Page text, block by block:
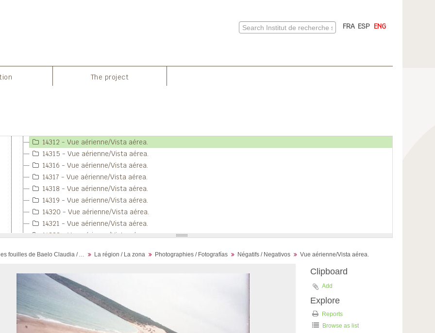
FRA ESP ENG
The project
14294 - Vue aérienne/Vista aérea.
14297 - Vue aérienne/Vista aérea.
14312 - Vue aérienne/Vista aérea.
14315 - Vue aérienne/Vista aérea.
14316 - Vue aérienne/Vista aérea.
14317 - Vue aérienne/Vista aérea.
14318 - Vue aérienne/Vista aérea.
14319 - Vue aérienne/Vista aérea.
14320 - Vue aérienne/Vista aérea.
14321 - Vue aérienne/Vista aérea.
14322 - Vue aérienne/Vista aérea.
14324 - Vue aérienne/Vista aérea.
14326 - Vue aérienne/Vista aérea.
14327 - Vue aérienne/Vista aérea.
14328 - Vue aérienne/Vista aérea.
14329 - Vue aérienne/Vista aérea.
14341 - Vue aérienne/Vista aérea.
Archives des fouilles de Baelo Claudia / Archivos de la excavación de Baelo Claudia La région / La zona Photographies / Fotografías Négatifs / Negativos Vue aérienne/Vista aérea.
Clipboard
Add
Explore
Reports
Browse as list